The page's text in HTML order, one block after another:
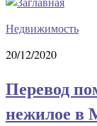
Недвижимость
20/12/2020
Перевод
нежилое в